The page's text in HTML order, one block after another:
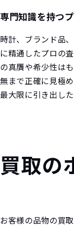
専門知識を持つ
時計、ブランド品
に精通したプロの
の真贋や希少性は
無まで正確に見極
最大限に引き出し
買取の
お客様の品物の買